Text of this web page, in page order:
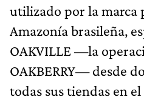
utilizado por la marca
Amazonía brasileña,
OAKVILLE —la
OAKBERRY— desde
todas sus tiendas en